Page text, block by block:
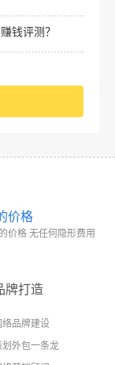
钱评测？
价格
价格 无任何隐形费用
牌打造
络品牌建设
划外包一条龙